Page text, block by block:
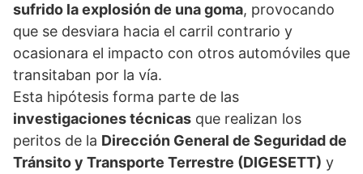
sufrido la explosión de una goma, provocando
que se desviara hacia el carril contrario y
ocasionara el impacto con otros automóviles que
transitaban por la vía.
Esta hipótesis forma parte de las
investigaciones técnicas que realizan los
peritos de la Dirección General de Seguridad de
Tránsito y Transporte Terrestre (DIGESETT) y